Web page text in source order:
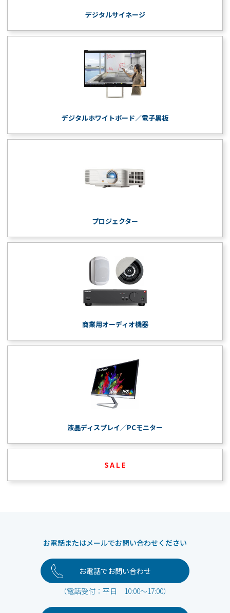
デジタルサイネージ
デジタルホワイトボード／電子黒板
プロジェクター
商業用オーディオ機器
液晶ディスプレイ／PCモニター
S A L E
お電話またはメールでお問い合わせください
お電話でお問い合わせ
（電話受付：平日 10:00～17:00）